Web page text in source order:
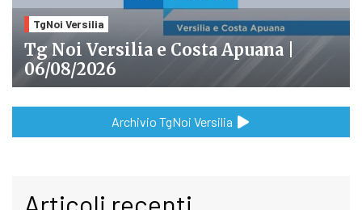
TgNoi Versilia
Tg Noi Versilia e Costa Apuana |
06/08/2026
Archivio TgNoi Versilia
Articoli recenti